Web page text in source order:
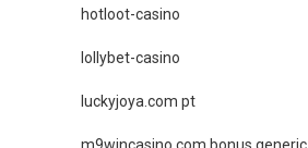
hotloot-casino
lollybet-casino
luckyjoya.com pt